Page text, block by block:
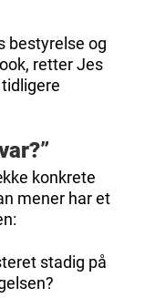
bestyrelse og
retter Jes
konkrete
mener har et
stadig på